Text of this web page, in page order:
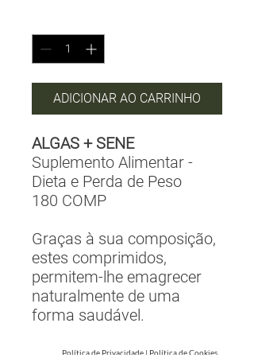
ADICIONAR AO CARRINHO
ALGAS + SENE
Suplemento Alimentar -
Dieta e Perda de Peso
180 COMP
Graças à sua composição,
estes comprimidos,
permitem-lhe emagrecer
naturalmente de uma
forma saudável.
Política de Privacidade| Política de Cookies